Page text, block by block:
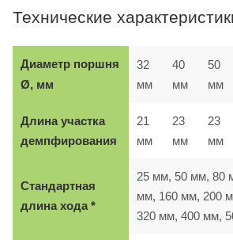
Технические
Диаметр поршня
Ø, мм
32
мм
40
мм
50
мм
Длина участка
демпфирования
21
мм
23
мм
23
мм
Стандартная
длина хода *
25 мм, 50 мм, 80
мм, 160 мм, 200
320 мм, 400 мм,